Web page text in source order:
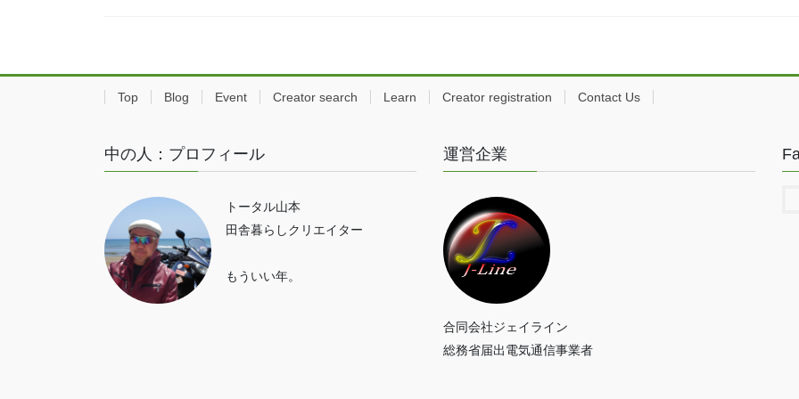
Top Blog Event Creator search Learn Creator registration Contact Us
中の人：プロフィール
トータル山本
田舎暮らしクリエイター
もういい年。
運営企業
合同会社ジェイライン
総務省届出電気通信事業者